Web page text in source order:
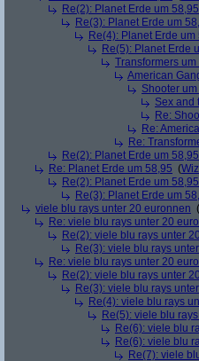
Re(2): Planet Erde um 58,95
Re(3): Planet Erde um
Re(4): Planet Erde um
Re(5): Planet Erde
Transformers um
American
Shooter
Sex and
Re:
Re:
Re:
Re(2): Planet Erde um 58,95
Re: Planet Erde um 58,95 (
Re(2): Planet Erde um 58,95
Re(3): Planet Erde um
viele blu rays unter 20 euronnen (
Re: viele blu rays unter 20
Re(2): viele blu rays unter
Re(3): viele blu rays
Re: viele blu rays unter 20
Re(2): viele blu rays unter
Re(3): viele blu rays
Re(4): viele blu rays
Re(5): viele blu
Re(6): viele blu
Re(6): viele blu
Re(7): viele